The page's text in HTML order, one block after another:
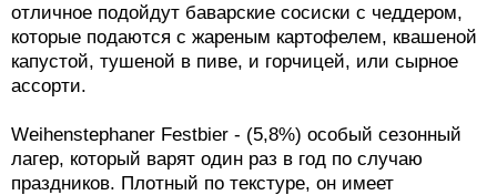
отличное подойдут баварские сосиски с чеддером,
которые подаются с жареным картофелем, квашеной
капустой, тушеной в пиве, и горчицей, или сырное
ассорти.
Weihenstephaner Festbier - (5,8%) особый сезонный
лагер, который варят один раз в год по случаю
праздников. Плотный по текстуре, он имеет